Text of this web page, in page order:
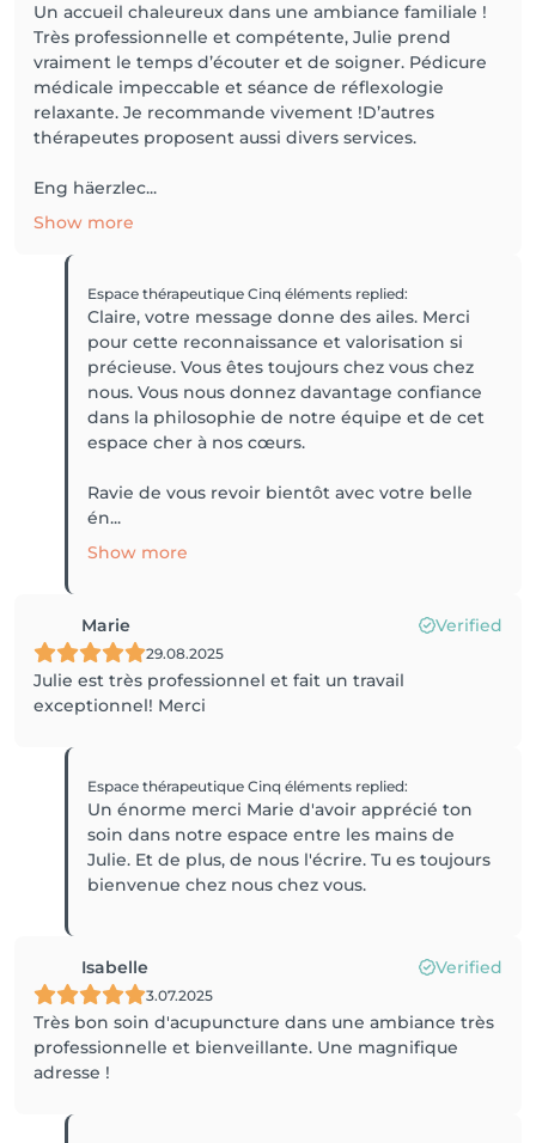
Un accueil chaleureux dans une ambiance familiale !
Très professionnelle et compétente, Julie prend
vraiment le temps d’écouter et de soigner. Pédicure
médicale impeccable et séance de réflexologie
relaxante. Je recommande vivement !D’autres
thérapeutes proposent aussi divers services.
Eng häerzlec...
Show more
Espace thérapeutique Cinq éléments replied:
Claire, votre message donne des ailes. Merci
pour cette reconnaissance et valorisation si
précieuse. Vous êtes toujours chez vous chez
nous. Vous nous donnez davantage confiance
dans la philosophie de notre équipe et de cet
espace cher à nos cœurs.
Ravie de vous revoir bientôt avec votre belle
én...
Show more
Marie Verified
29.08.2025
Julie est très professionnel et fait un travail
exceptionnel! Merci
Espace thérapeutique Cinq éléments replied:
Un énorme merci Marie d'avoir apprécié ton
soin dans notre espace entre les mains de
Julie. Et de plus, de nous l'écrire. Tu es toujours
bienvenue chez nous chez vous.
Isabelle Verified
3.07.2025
Très bon soin d'acupuncture dans une ambiance très
professionnelle et bienveillante. Une magnifique
adresse !